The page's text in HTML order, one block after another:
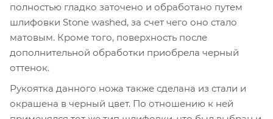
полностью гладко заточено и обработано путем
шлифовки Stone washed, за счет чего оно стало
матовым. Кроме того, поверхность после
дополнительной обработки приобрела черный
оттенок.
Рукоятка данного ножа также сделана из стали и
окрашена в черный цвет. По отношению к ней